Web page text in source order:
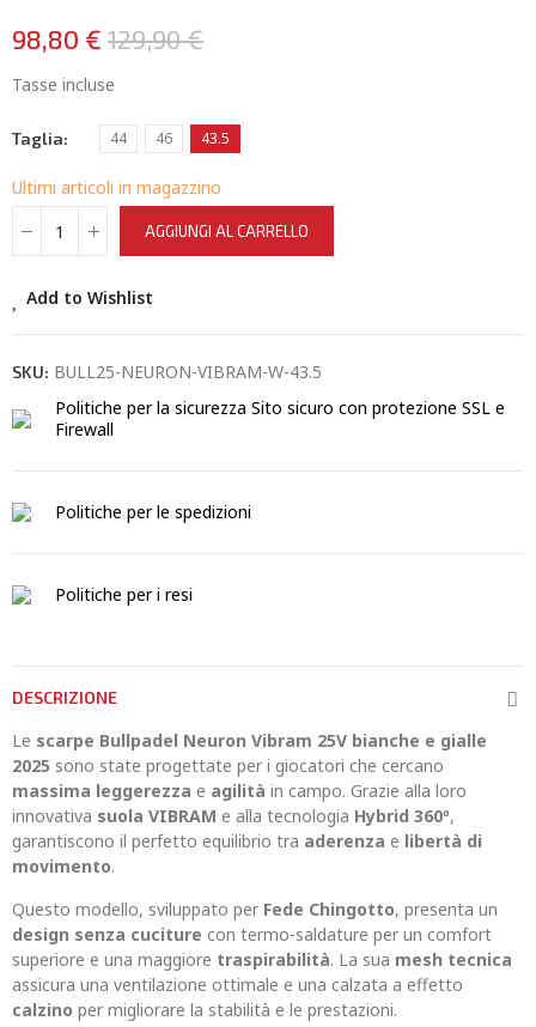
98,80 € 129,90 €
Tasse incluse
Taglia 44 46 43.5
Ultimi articoli in magazzino
AGGIUNGI AL CARRELLO
Add to Wishlist
SKU: BULL25-NEURON-VIBRAM-W-43.5
Politiche per la sicurezza Sito sicuro con protezione SSL e
Firewall
Politiche per le spedizioni
Politiche per i resi
DESCRIZIONE
Le scarpe Bullpadel Neuron Vibram 25V bianche e gialle
2025 sono state progettate per i giocatori che cercano
massima leggerezza e agilità in campo. Grazie alla loro
innovativa suola VIBRAM e alla tecnologia Hybrid 360º,
garantiscono il perfetto equilibrio tra aderenza e libertà di
movimento.
Questo modello, sviluppato per Fede Chingotto, presenta un
design senza cuciture con termo-saldature per un comfort
superiore e una maggiore traspirabilità. La sua mesh tecnica
assicura una ventilazione ottimale e una calzata a effetto
calzino per migliorare la stabilità e le prestazioni.